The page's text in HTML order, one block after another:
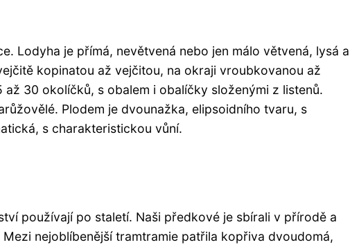
Lodyha je přímá, nevětvená nebo jen málo větvená, lysá a
kopinatou až vejčitou, na okraji vroubkovanou až
30 okolíčků, s obalem i obalíčky složenými z listenů.
Plodem je dvounažka, elipsoidního tvaru, s
s charakteristickou vůní.
používají po staletí. Naši předkové je sbírali v přírodě a
nejoblíbenější tramtramie patřila kopřiva dvoudomá,